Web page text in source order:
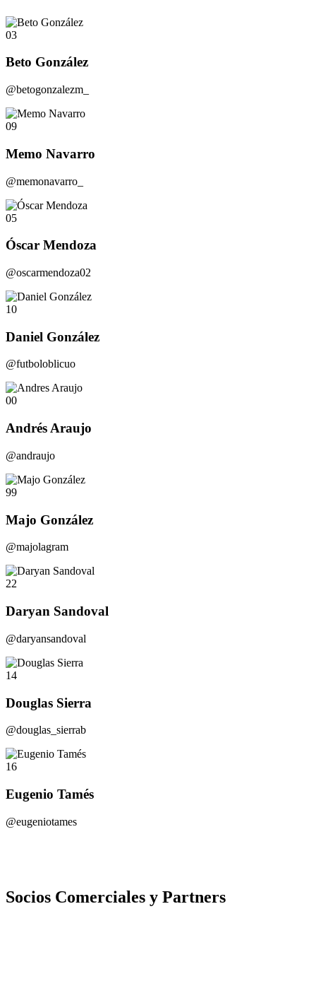
03
Beto González
@betogonzalezm_
09
Memo Navarro
@memonavarro_
05
Óscar Mendoza
@oscarmendoza02
10
Daniel González
@futboloblicuo
00
Andrés Araujo
@andraujo
99
Majo González
@majolagram
22
Daryan Sandoval
@daryansandoval
14
Douglas Sierra
@douglas_sierrab
16
Eugenio Tamés
@eugeniotames
Socios Comerciales y Partners